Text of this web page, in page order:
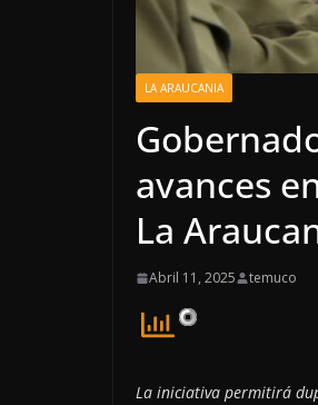
LA ARAUCANIA
avances
La
Abril 11, 2025 temuco
La iniciativa permitirá